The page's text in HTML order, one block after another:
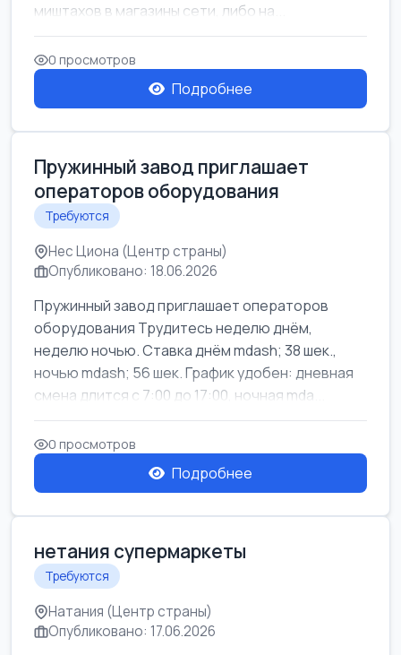
миштахов в магазины сети, либо на...
0 просмотров
Подробнее
Пружинный завод приглашает
операторов оборудования
Требуются
Нес Циона (Центр страны)
Опубликовано: 18.06.2026
Пружинный завод приглашает операторов
оборудования Трудитесь неделю днём,
неделю ночью. Ставка днём mdash; 38 шек.,
ночью mdash; 56 шек. График удобен: дневная
смена длится с 7:00 до 17:00, ночная mda...
0 просмотров
Подробнее
нетания супермаркеты
Требуются
Натания (Центр страны)
Опубликовано: 17.06.2026